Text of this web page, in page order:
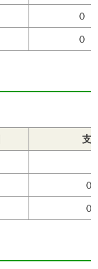
０
０
支
０
０